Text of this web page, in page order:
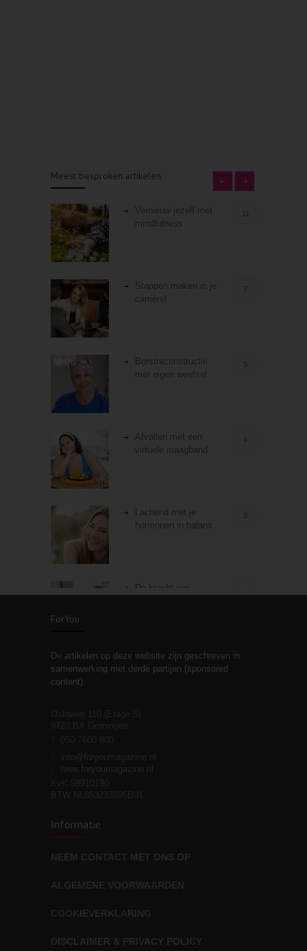
Meest besproken artikelen
Vernieuw jezelf met
mindfulness
Stappen maken in je
carrière!
7
Borstreconstructie
met eigen weefsel
5
Afvallen met een
virtuele maagband
4
Lachend met je
hormonen in balans
3
De kracht van
Stiefouderschap en
relaties
moeite!
Wat voor leider wil jij
zijn?
ForYou
De artikelen op deze website zijn geschreven in
samenwerking met derde partijen (sponsored
content).
T
E info@foryoumagazine.nl
I
www.foryoumagazine.nl
Informatie
NEEM CONTACT MET ONS OP
ALGEMENE VOORWAARDEN
COOKIEVERKLARING
DISCLAIMER & PRIVACY POLICY